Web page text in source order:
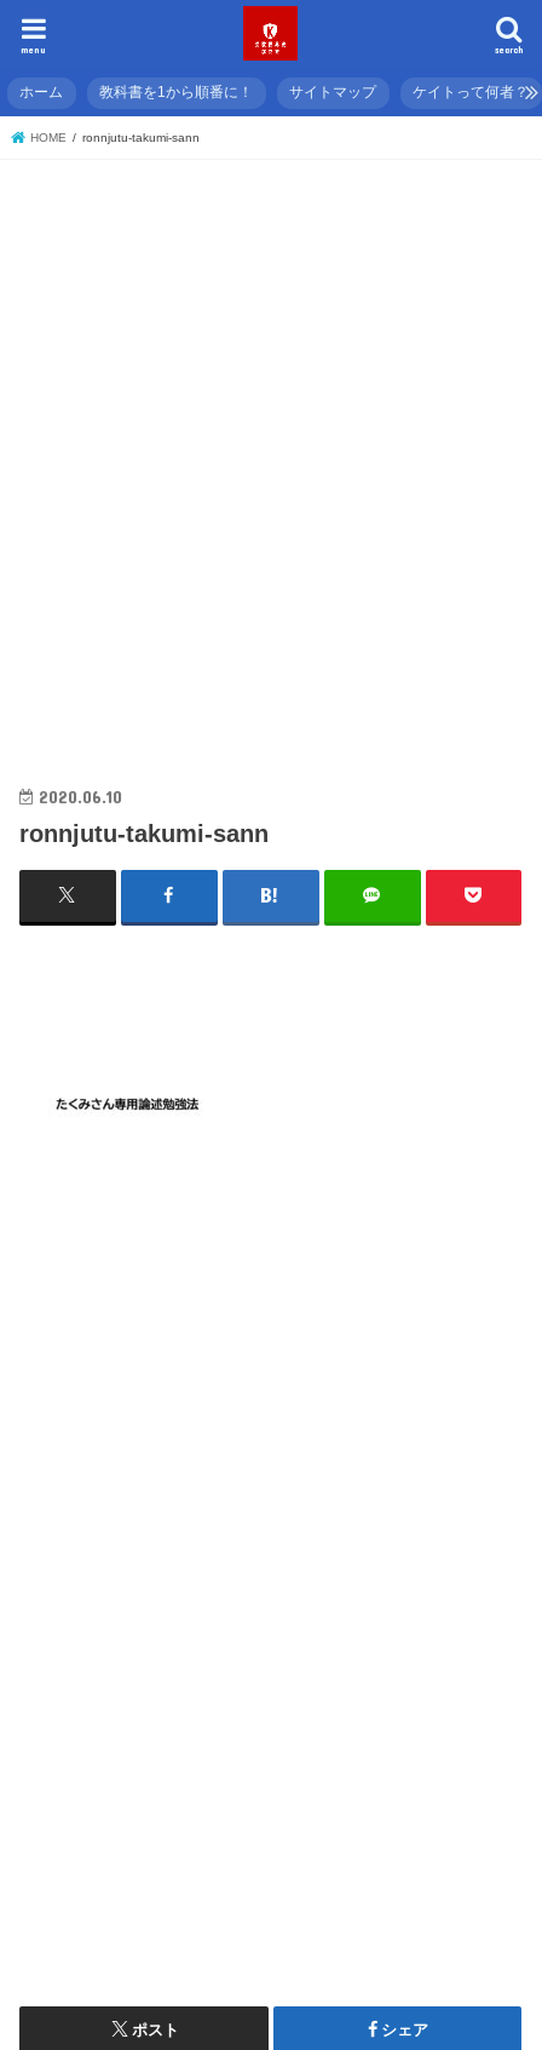
search
menu
ホーム 教科書を1から順番に！ サイトマップ ケイトって何者？
HOME ronnjutu-takumi-sann
2020.06.10
ronnjutu-takumi-sann
ポスト シェア